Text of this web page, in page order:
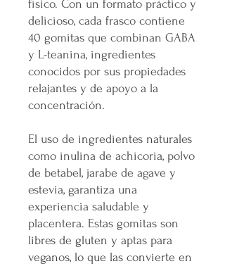
físico. Con un formato práctico y
delicioso, cada frasco contiene
40 gomitas que combinan GABA
y L-teanina, ingredientes
conocidos por sus propiedades
relajantes y de apoyo a la
concentración.
El uso de ingredientes naturales
como inulina de achicoria, polvo
de betabel, jarabe de agave y
estevia, garantiza una
experiencia saludable y
placentera. Estas gomitas son
libres de gluten y aptas para
veganos, lo que las convierte en